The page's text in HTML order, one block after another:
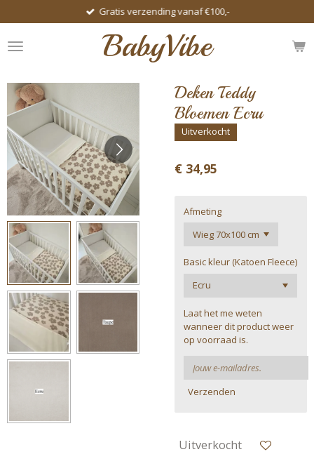
direct
naar
de
BabyVibe
Gratis verzending vanaf €100,-
Deken Teddy
Bloemen Ecru
Uitverkocht
€ 34,95
Afmeting
Basic kleur (Katoen Fleece)
Laat het me weten
wanneer dit product weer
op voorraad is.
Verzenden
Uitverkocht